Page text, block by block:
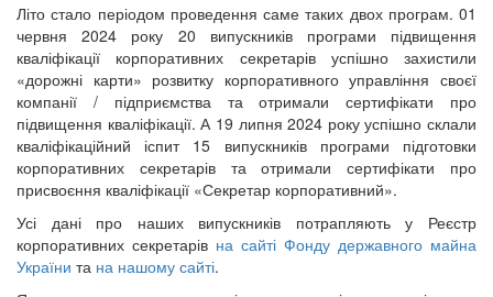
Літо стало періодом проведення саме таких двох програм. 01
червня 2024 року 20 випускників програми підвищення
кваліфікації корпоративних секретарів успішно захистили
«дорожні карти» розвитку корпоративного управління своєї
компанії / підприємства та отримали сертифікати про
підвищення кваліфікації. А 19 липня 2024 року успішно склали
кваліфікаційний іспит 15 випускників програми підготовки
корпоративних секретарів та отримали сертифікати про
присвоєння кваліфікації «Секретар корпоративний».
Усі дані про наших випускників потрапляють у Реєстр
корпоративних секретарів на сайті Фонду державного майна
України та на нашому сайті.